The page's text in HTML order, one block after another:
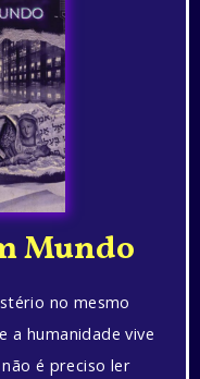
Mundo
no mesmo
a humanidade vive
é preciso ler